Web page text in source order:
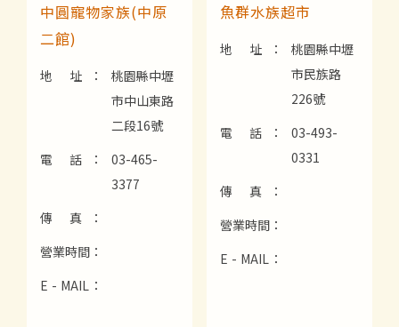
中圓寵物家族(中原
二館)
地 址：
桃園縣中壢
市中山東路
二段16號
電 話：
03-465-
3377
傳 真：
營業時間：
E - MAIL：
魚群水族超市
地 址：
桃園縣中壢
市民族路
226號
電 話：
03-493-
0331
傳 真：
營業時間：
E - MAIL：